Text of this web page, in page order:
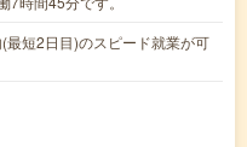
短2日目)のスピード就業が可